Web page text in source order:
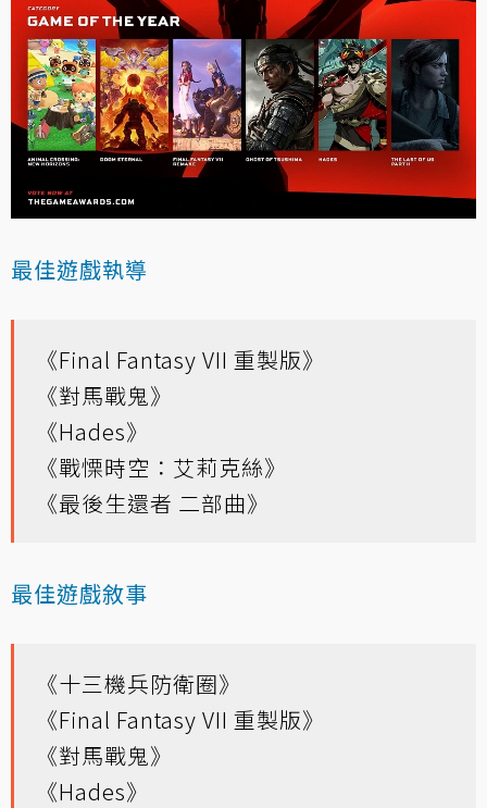
最佳遊戲執導
《Final Fantasy VII 重製版》
《對馬戰鬼》
《Hades》
《戰慄時空：艾莉克絲》
《最後生還者 二部曲》
最佳遊戲敘事
《十三機兵防衛圈》
《Final Fantasy VII 重製版》
《對馬戰鬼》
《Hades》